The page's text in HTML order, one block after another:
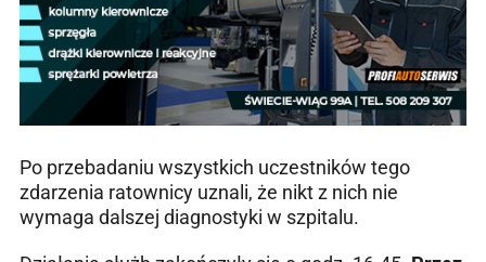
Po przebadaniu wszystkich uczestników tego
zdarzenia ratownicy uznali, że nikt z nich nie
wymaga dalszej diagnostyki w szpitalu.